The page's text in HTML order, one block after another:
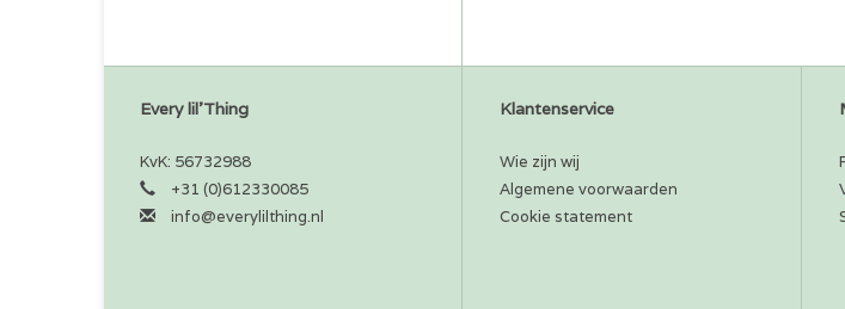
Every lil'Thing
KvK: 56732988
+31 (0)612330085
info@everylilthing.nl
Klantenservice
Wie zijn wij
Algemene voorwaarden
Cookie statement